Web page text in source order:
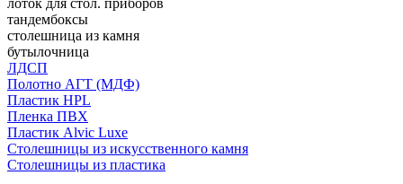
тандембоксы
столешница из камня
бутылочница
ЛДСП
Полотно АГТ (МДФ)
Пластик HPL
Пленка ПВХ
Пластик Alvic Luxe
Столешницы из искусственного камня
Столешницы из пластика